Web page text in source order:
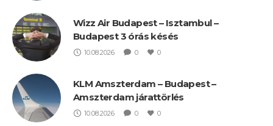
Wizz Air Budapest – Isztambul –
Budapest 3 órás késés
10.08.2026 0 0
KLM Amszterdam – Budapest –
Amszterdam járattörlés
10.08.2026 0 0